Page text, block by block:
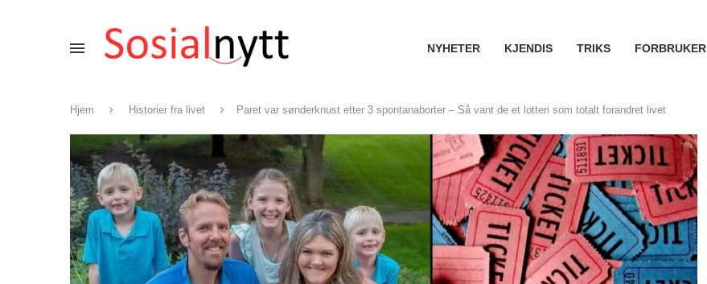
NYHETER KJENDIS TRIKS FORBRUKER
Hjem Historier fra livet Paret var sønderknust etter 3 spontanaborter – Så vant de et lotteri som totalt forandret livet